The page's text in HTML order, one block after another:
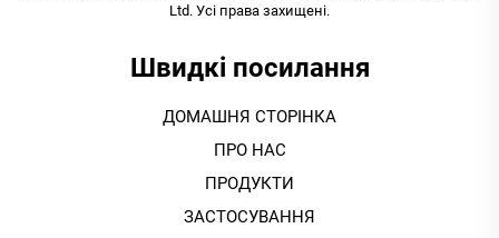
Ltd. Усі права захищені.
Швидкі посилання
ДОМАШНЯ СТОРІНКА
ПРО НАС
ПРОДУКТИ
ЗАСТОСУВАННЯ